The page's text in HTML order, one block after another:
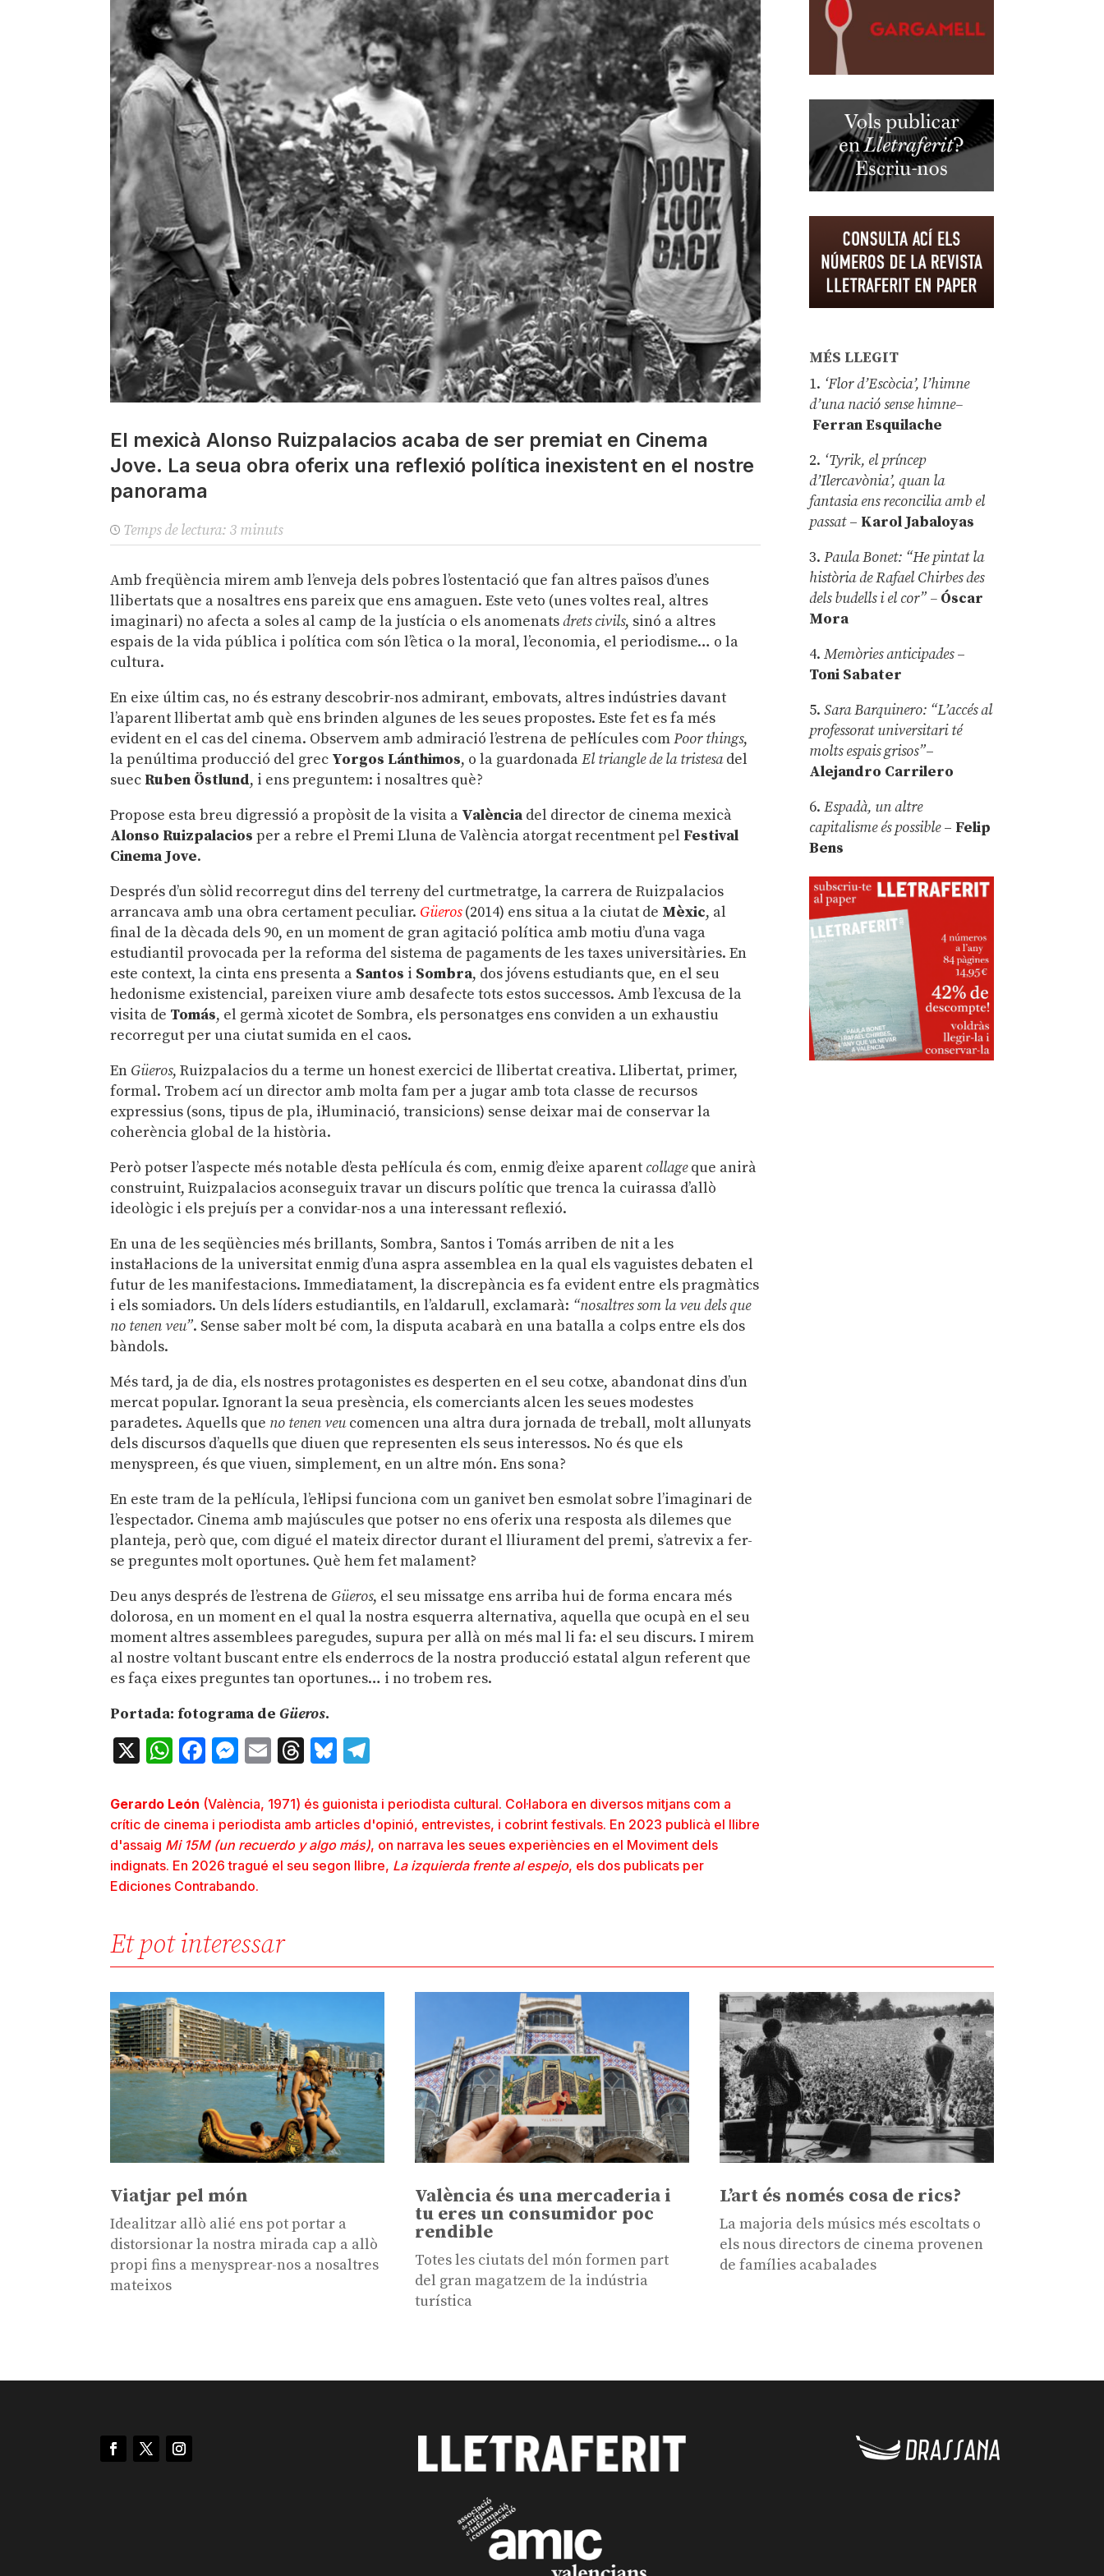
El mexicà Alonso Ruizpalacios acaba de ser premiat en Cinema
Jove. La seua obra oferix una reflexió política inexistent en el nostre
panorama
Temps de lectura: 3 minuts
Amb freqüència mirem amb l’enveja dels pobres l’ostentació que fan altres països d’unes
llibertats que a nosaltres ens pareix que ens amaguen. Este veto (unes voltes real, altres
imaginari) no afecta a soles al camp de la justícia o els anomenatsdrets civils, sinó a altres
espais de la vida pública i política com són l’ètica o la moral, l’economia, el periodisme… o la
cultura.
En eixe últim cas, no és estrany descobrir-nos admirant, embovats, altres indústries davant
l’aparent llibertat amb què ens brinden algunes de les seues propostes. Este fet es fa més
evident en el cas del cinema. Observem amb admiració l’estrena de pel·lícules comPoor things,
la penúltima producció del grec Yorgos Lánthimos, o la guardonadaEl triangle de la tristesadel
suec Ruben Östlund, i ens preguntem: i nosaltres què?
Propose esta breu digressió a propòsit de la visita a València del director de cinema mexicà
Alonso Ruizpalacios per a rebre el Premi Lluna de València atorgat recentment pel Festival
Cinema Jove.
Després d’un sòlid recorregut dins del terreny del curtmetratge, la carrera de Ruizpalacios
arrancava amb una obra certament peculiar. Güeros(2014) ens situa a la ciutat de Mèxic, al
final de la dècada dels 90, en un moment de gran agitació política amb motiu d’una vaga
estudiantil provocada per la reforma del sistema de pagaments de les taxes universitàries. En
este context, la cinta ens presenta a Santos i Sombra, dos jóvens estudiants que, en el seu
hedonisme existencial, pareixen viure amb desafecte tots estos successos. Amb l’excusa de la
visita de Tomás, el germà xicotet de Sombra, els personatges ens conviden a un exhaustiu
recorregut per una ciutat sumida en el caos.
En Güeros, Ruizpalacios du a terme un honest exercici de llibertat creativa. Llibertat, primer,
formal. Trobem ací un director amb molta fam per a jugar amb tota classe de recursos
expressius (sons, tipus de pla, il·luminació, transicions) sense deixar mai de conservar la
coherència global de la història.
Però potser l’aspecte més notable d’esta pel·lícula és com, enmig d’eixe aparent collageque anirà
construint, Ruizpalacios aconseguix travar un discurs polític que trenca la cuirassa d’allò
ideològic i els prejuís per a convidar-nos a una interessant reflexió.
En una de les seqüències més brillants, Sombra, Santos i Tomás arriben de nit a les
instal·lacions de la universitat enmig d’una aspra assemblea en la qual els vaguistes debaten el
futur de les manifestacions. Immediatament, la discrepància es fa evident entre els pragmàtics
i els somiadors. Un dels líders estudiantils, en l’aldarull, exclamarà: “nosaltres som la veu dels que
no tenen veu”. Sense saber molt bé com, la disputa acabarà en una batalla a colps entre els dos
bàndols.
Més tard, ja de dia, els nostres protagonistes es desperten en el seu cotxe, abandonat dins d’un
mercat popular. Ignorant la seua presència, els comerciants alcen les seues modestes
paradetes. Aquells que no tenen veucomencen una altra dura jornada de treball, molt allunyats
dels discursos d’aquells que diuen que representen els seus interessos. No és que els
menyspreen, és que viuen, simplement, en un altre món. Ens sona?
En este tram de la pel·lícula, l’el·lipsi funciona com un ganivet ben esmolat sobre l’imaginari de
l’espectador. Cinema amb majúscules que potser no ens oferix una resposta als dilemes que
planteja, però que, com digué el mateix director durant el lliurament del premi, s’atrevix a fer-
se preguntes molt oportunes. Què hem fet malament?
Deu anys després de l’estrena de Güeros, el seu missatge ens arriba hui de forma encara més
dolorosa, en un moment en el qual la nostra esquerra alternativa, aquella que ocupà en el seu
moment altres assemblees paregudes, supura per allà on més mal li fa: el seu discurs. I mirem
al nostre voltant buscant entre els enderrocs de la nostra producció estatal algun referent que
es faça eixes preguntes tan oportunes… i no trobem res.
Portada: fotograma deGüeros.
X WhatsApp
Facebook
Messenger
EmailThreads
Bluesky
Gerardo León (València, 1971) és guionista i periodista cultural. Col·labora en diversos mitjans com a
crític de cinema i periodista amb articles d'opinió, entrevistes, i cobrint festivals. En 2023 publicà el llibre
d'assaig Mi 15M (un recuerdo y algo más), on narrava les seues experiències en el Moviment dels
indignats. En 2026 tragué el seu segon llibre, La izquierda frente al espejo, els dos publicats per
Ediciones Contrabando.
MÉS LLEGIT
1. ‘Flor d’Escòcia’, l’himne
d’una nació sense himne–
Ferran Esquilache
2. ‘Tyrik, el príncep
d’Ilercavònia’, quan la
fantasia ens reconcilia amb el
passat– Karol Jabaloyas
3.Paula Bonet: “He pintat la
història de Rafael Chirbes des
dels budells i el cor” – Óscar
Mora
4.Memòries anticipades–
Toni Sabater
5.Sara Barquinero: “L’accés al
professorat universitari té
molts espais grisos”–
Alejandro Carrilero
6.Espadà, un altre
capitalisme és possible – Felip
Bens
Et pot interessar
Viatjar pel món
Idealitzar allò alié ens pot portar a
distorsionar la nostra mirada cap a allò
propi fins a menysprear-nos a nosaltres
mateixos
València és una mercaderia i
tu eres un consumidor poc
rendible
Totes les ciutats del món formen part
del gran magatzem de la indústria
turística
L’art és només cosa de rics?
La majoria dels músics més escoltats o
els nous directors de cinema provenen
de famílies acabalades